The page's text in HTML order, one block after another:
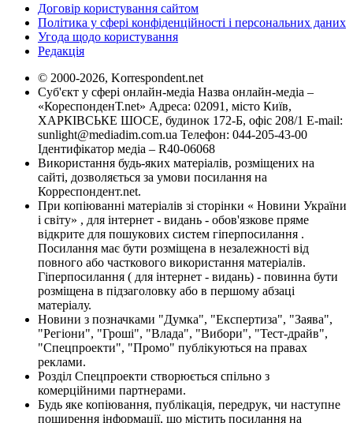
Договір користування сайтом
Політика у сфері конфіденційності і персональних даних
Угода щодо користування
Редакція
© 2000-2026, Korrespondent.net
Суб'єкт у сфері онлайн-медіа Назва онлайн-медіа –
«КореспонденТ.net» Адреса: 02091, місто Київ,
ХАРКІВСЬКЕ ШОСЕ, будинок 172-Б, офіс 208/1 E-mail:
sunlight@mediadim.com.ua Телефон: 044-205-43-00
Ідентифікатор медіа – R40-06068
Використання будь-яких матеріалів, розміщених на
сайті, дозволяється за умови посилання на
Корреспондент.net.
При копіюванні матеріалів зі сторінки « Новини України
і світу» , для інтернет - видань - обов'язкове пряме
відкрите для пошукових систем гіперпосилання .
Посилання має бути розміщена в незалежності від
повного або часткового використання матеріалів.
Гіперпосилання ( для інтернет - видань) - повинна бути
розміщена в підзаголовку або в першому абзаці
матеріалу.
Новини з позначками "Думка", "Експертиза", "Заява",
"Регіони", "Гроші", "Влада", "Вибори", "Тест-драйв",
"Спецпроекти", "Промо" публікуються на правах
реклами.
Розділ Спецпроекти створюється спільно з
комерційними партнерами.
Будь яке копіювання, публікація, передрук, чи наступне
поширення інформації, що містить посилання на